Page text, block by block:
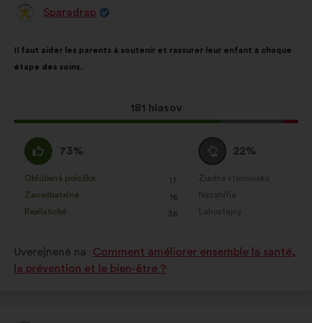
Návrh: Sparadrap
návrhu:
Il faut aider les parents à soutenir et rassurer leur enfant à chaque
étape des soins.
Tento
návrh
181 hlasov
rozdelením:
Súhlasím
:
73%
Obľúbená položka
: 17
krát
Zanedbateľné
: 16
krát
Realistické
: 36
krát
Neutrálny
hlas
:
22%
Žiadne stanovisko
:krát
Nezahŕňa
:krát
Ľahostajný
:krát
Uverejnené na
Comment améliorer ensemble la santé,
la prévention et le bien-être ?